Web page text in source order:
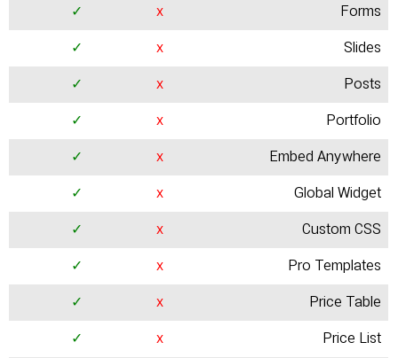
Forms
x
✓
Slides
x
✓
Posts
x
✓
Portfolio
x
✓
Embed Anywhere
x
✓
Global Widget
x
✓
Custom CSS
x
✓
Pro Templates
x
✓
Price Table
x
✓
Price List
x
✓